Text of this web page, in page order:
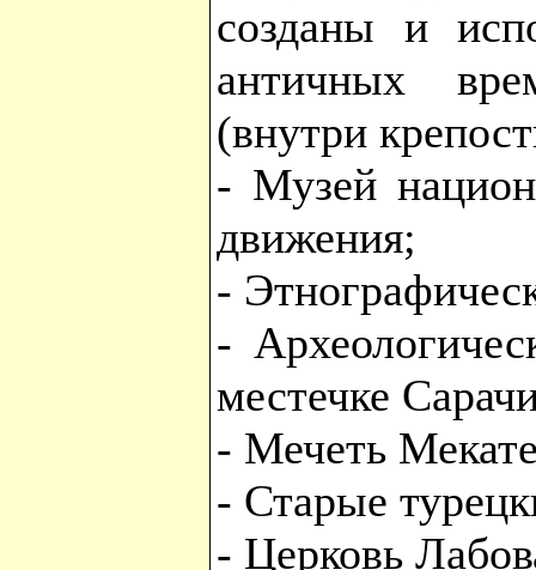
созданы и
античных
(внутри
- Музей
движения;
-
-
местечке
- Мечеть
- Старые
- Церковь